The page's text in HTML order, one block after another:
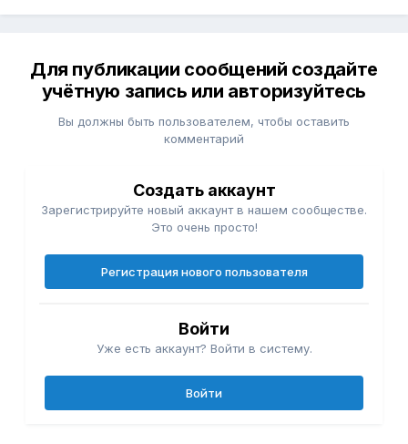
Для публикации сообщений создайте
учётную запись или авторизуйтесь
Вы должны быть пользователем, чтобы оставить
комментарий
Создать аккаунт
Зарегистрируйте новый аккаунт в нашем сообществе.
Это очень просто!
Регистрация нового пользователя
Войти
Уже есть аккаунт? Войти в систему.
Войти